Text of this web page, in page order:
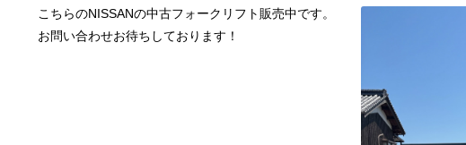
こちらのNISSANの中古フォークリフト販売中です。
お問い合わせお待ちしております！